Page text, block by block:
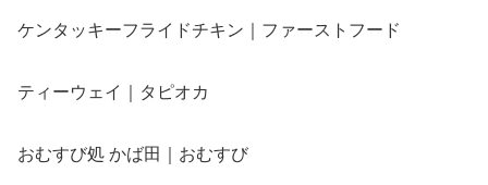
ケンタッキーフライドチキン｜ファーストフード
ティーウェイ｜タピオカ
おむすび処 かば田｜おむすび